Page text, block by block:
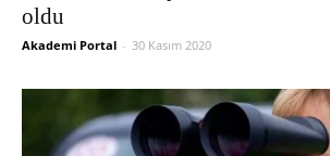
oldu
Akademi Portal - 30 Kasım 2020